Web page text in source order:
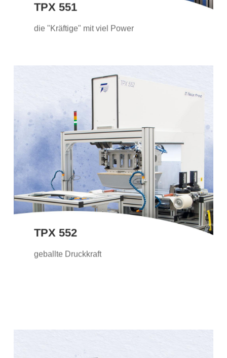
TPX 551
die "Kräftige" mit viel Power
TPX 552
geballte Druckkraft
TPX 552
Mit ihrer Topfgrösse bis zu ø 180 mm ist
die elektromechanisch angetriebene TPX
552 die ideale Maschine für grössere
Druckbilder, hohe Geschwindigkeiten
und zur Integration in Anlagen.